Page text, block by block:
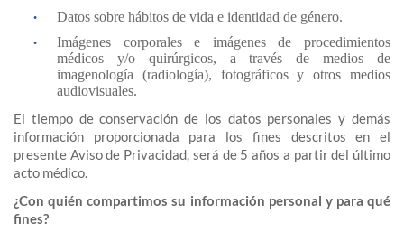
Datos sobre hábitos de vida e identidad de género.
Imágenes corporales e imágenes de procedimientos
médicos y/o quirúrgicos, a través de medios de
imagenología (radiología), fotográficos y otros medios
audiovisuales.
El tiempo de conservación de los datos personales y demás
información proporcionada para los fines descritos en el
presente Aviso de Privacidad, será de 5 años a partir del último
acto médico.
¿Con quién compartimos su información personal y para qué
fines?